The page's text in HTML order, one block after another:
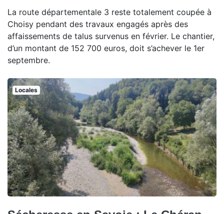
La route départementale 3 reste totalement coupée à
Choisy pendant des travaux engagés après des
affaissements de talus survenus en février. Le chantier,
d’un montant de 152 700 euros, doit s’achever le 1er
septembre.
Locales